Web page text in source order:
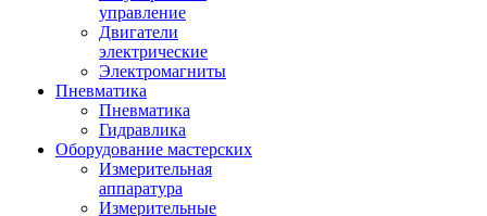
управление
Двигатели
электрические
Электромагниты
Пневматика
Пневматика
Гидравлика
Оборудование мастерских
Измерительная
аппаратура
Измерительные